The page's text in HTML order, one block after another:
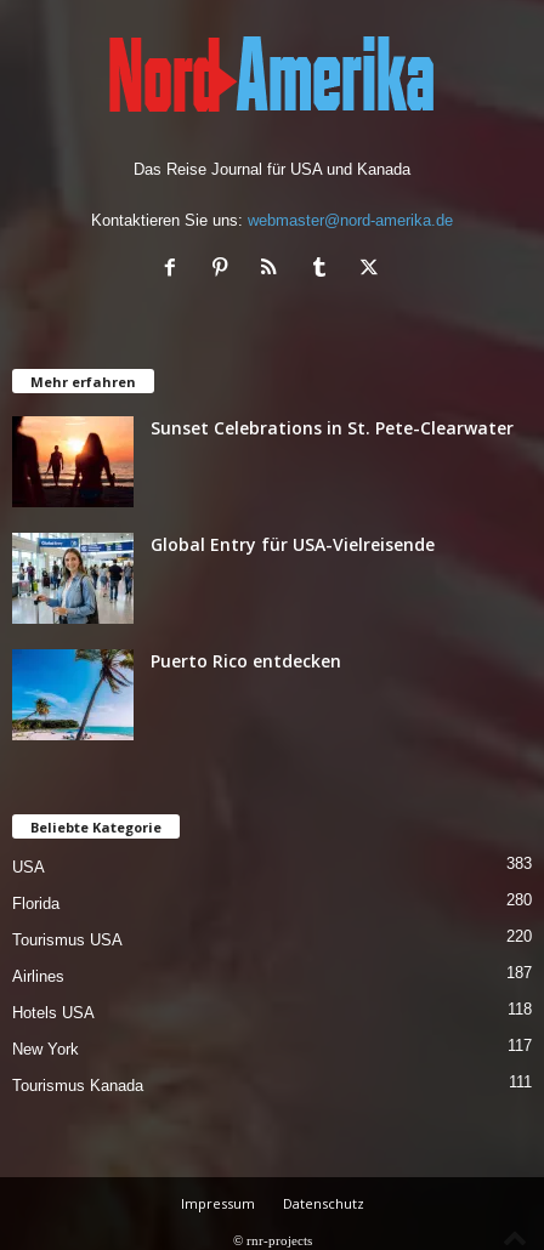
Das Reise Journal für USA und Kanada
Kontaktieren Sie uns: webmaster@nord-amerika.de
Mehr erfahren
Sunset Celebrations in St. Pete-Clearwater
Global Entry für USA-Vielreisende
Puerto Rico entdecken
Beliebte Kategorie
USA 383
Florida 280
Tourismus USA 220
Airlines 187
Hotels USA 118
New York 117
Tourismus Kanada 111
Impressum Datenschutz
© rnr-projects